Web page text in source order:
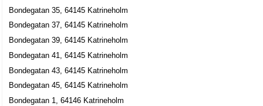
Bondegatan 35, 64145 Katrineholm
Bondegatan 37, 64145 Katrineholm
Bondegatan 39, 64145 Katrineholm
Bondegatan 41, 64145 Katrineholm
Bondegatan 43, 64145 Katrineholm
Bondegatan 45, 64145 Katrineholm
Bondegatan 1, 64146 Katrineholm